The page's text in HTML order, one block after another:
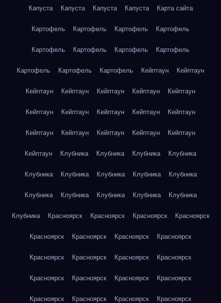
Капуста Капуста Капуста Капуста Карта сайта
Картофель Картофель Картофель Картофель
Картофель Картофель Картофель Картофель
Картофель Картофель Картофель Кейптаун Кейптаун
Кейптаун Кейптаун Кейптаун Кейптаун Кейптаун
Кейптаун Кейптаун Кейптаун Кейптаун Кейптаун
Кейптаун Кейптаун Кейптаун Кейптаун Кейптаун
Кейптаун Клубника Клубника Клубника Клубника
Клубника Клубника Клубника Клубника Клубника
Клубника Клубника Клубника Клубника Клубника
Клубника Красноярск Красноярск Красноярск Красноярск
Красноярск Красноярск Красноярск Красноярск
Красноярск Красноярск Красноярск Красноярск
Красноярск Красноярск Красноярск Красноярск
Красноярск Красноярск Красноярск Красноярск